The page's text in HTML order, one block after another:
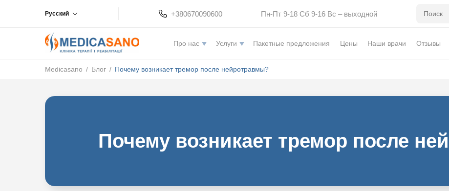
Русский +380670090600 Пн-Пт 9-18 Сб 9-16 Вс – выходной
Про нас Услуги Пакетные предложения Цены Наши врачи Отзывы
Medicasano / Блог / Почему возникает тремор после нейротравмы?
Почему возникает тремор после